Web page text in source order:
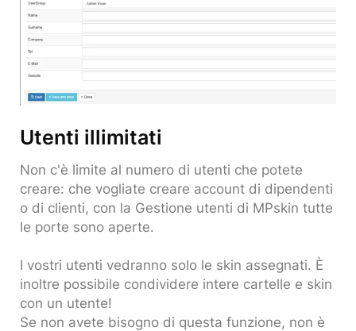
Utenti illimitati
Non c'è limite al numero di utenti che potete
creare: che vogliate creare account di dipendenti
o di clienti, con la Gestione utenti di MPskin tutte
le porte sono aperte.
I vostri utenti vedranno solo le skin assegnati. È
inoltre possibile condividere intere cartelle e skin
con un utente!
Se non avete bisogno di questa funzione, non è